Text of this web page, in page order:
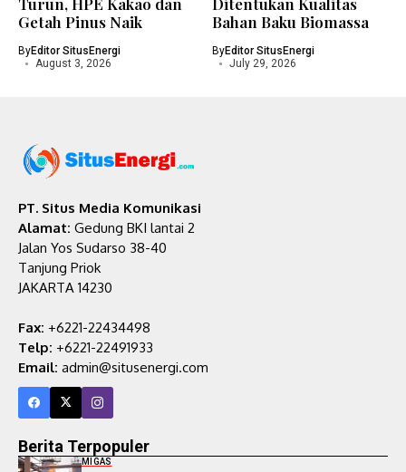
Getah Pinus Naik
ByEditor SitusEnergi
August 3, 2026
Bahan Baku Biomassa
ByEditor SitusEnergi
July 29, 2026
PT. Situs Media Komunikasi
Alamat: Gedung BKI lantai 2
Jalan Yos Sudarso 38-40
Tanjung Priok
JAKARTA 14230
Fax: +6221-22434498
Telp: +6221-22491933
Email: admin@situsenergi.com
Berita Terpopuler
MIGAS